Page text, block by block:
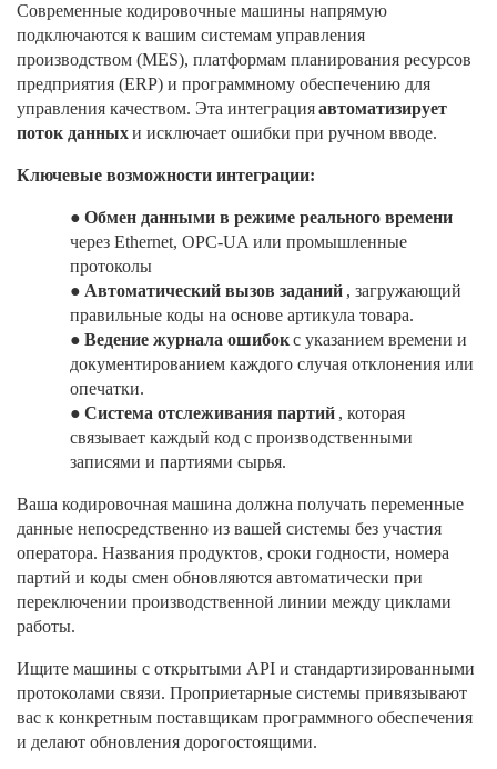
Современные кодировочные машины напрямую
подключаются к вашим системам управления
производством (MES), платформам планирования ресурсов
предприятия (ERP) и программному обеспечению для
управления качеством. Эта интеграцияавтоматизирует
поток данныхи исключает ошибки при ручном вводе.
Ключевые возможности интеграции:
● Обмен данными в режиме реального времени
через Ethernet, OPC-UA или промышленные
протоколы
● Автоматический вызов заданий , загружающий
правильные коды на основе артикула товара.
● Ведение журнала ошибокс указанием времени и
документированием каждого случая отклонения или
опечатки.
● Система отслеживания партий , которая
связывает каждый код с производственными
записями и партиями сырья.
Ваша кодировочная машина должна получать переменные
данные непосредственно из вашей системы без участия
оператора. Названия продуктов, сроки годности, номера
партий и коды смен обновляются автоматически при
переключении производственной линии между циклами
работы.
Ищите машины с открытыми API и стандартизированными
протоколами связи. Проприетарные системы привязывают
вас к конкретным поставщикам программного обеспечения
и делают обновления дорогостоящими.